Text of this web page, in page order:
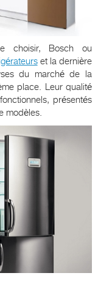
choisir, Bosch ou
et la dernière
du marché de la
place. Leur qualité
présentés
modèles.